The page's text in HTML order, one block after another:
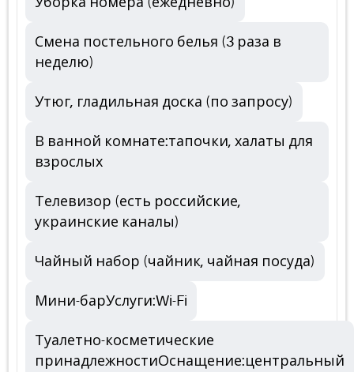
Смена постельного белья (3 раза в
неделю)
Утюг, гладильная доска (по запросу)
В ванной комнате:тапочки, халаты для
взрослых
Телевизор (есть российские,
украинские каналы)
Чайный набор (чайник, чайная посуда)
Мини-барУслуги:Wi-Fi
Туалетно-косметические
принадлежностиОснащение:центральный